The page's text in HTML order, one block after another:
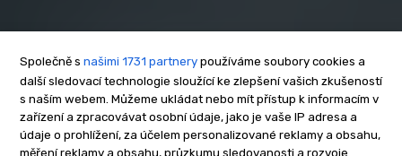
O nás
Kontakt
Reklama
Společně s našimi 1731 partnery používáme soubory cookies a
další sledovací technologie sloužící ke zlepšení vašich zkušeností
s naším webem. Můžeme ukládat nebo mít přístup k informacím v
zařízení a zpracovávat osobní údaje, jako je vaše IP adresa a
údaje o prohlížení, za účelem personalizované reklamy a obsahu,
měření reklamy a obsahu, průzkumu sledovanosti a rozvoje